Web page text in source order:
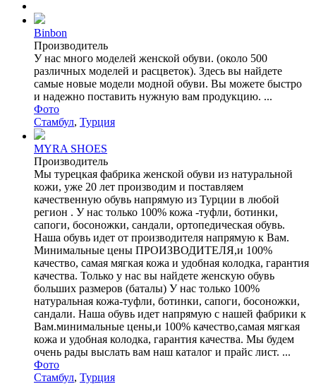
Binbon
Производитель
У нас много моделей женской обуви. (около 500
различных моделей и расцветок). Здесь вы найдете
самые новые модели модной обуви. Вы можете быстро
и надежно поставить нужную вам продукцию. ...
Фото
Стамбул, Турция
MYRA SHOES
Производитель
Мы турецкая фабрика женской обуви из натуральной
кожи, уже 20 лет производим и поставляем
качественную обувь напрямую из Турции в любой
регион . У нас только 100% кожа -туфли, ботинки,
сапоги, босоножки, сандали, ортопедическая обувь.
Наша обувь идет от производителя напрямую к Вам.
Минимальные цены ПРОИЗВОДИТЕЛЯ,и 100%
качество, самая мягкая кожа и удобная колодка, гарантия
качества. Только у нас вы найдете женскую обувь
больших размеров (баталы) У нас только 100%
натуральная кожа-туфли, ботинки, сапоги, босоножки,
сандали. Наша обувь идет напрямую с нашей фабрики к
Вам.минимальные цены,и 100% качество,самая мягкая
кожа и удобная колодка, гарантия качества. Мы будем
очень рады выслать вам наш каталог и прайс лист. ...
Фото
Стамбул, Турция